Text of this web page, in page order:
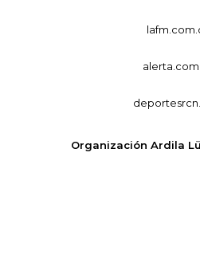
Organización Ardila